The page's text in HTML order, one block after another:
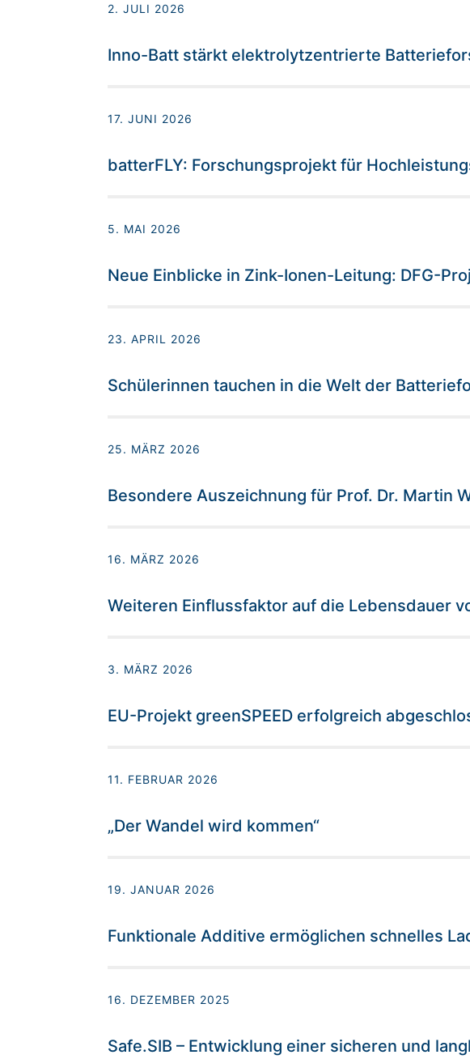
2. JULI 2026
Inno-Batt stärkt elektrolytzentrierte
17. JUNI 2026
batterFLY: Forschungsprojekt für
5. MAI 2026
Neue Einblicke in Zink-Ionen-Leitung: DFG-
23. APRIL 2026
Schülerinnen tauchen in die Welt der
25. MÄRZ 2026
Besondere Auszeichnung für Prof. Dr. Martin
16. MÄRZ 2026
Weiteren Einflussfaktor auf die Lebensdauer
3. MÄRZ 2026
EU-Projekt greenSPEED erfolgreich
11. FEBRUAR 2026
„Der Wandel wird kommen“
19. JANUAR 2026
Funktionale Additive ermöglichen schnelles
16. DEZEMBER 2025
Safe.SIB – Entwicklung einer sicheren und